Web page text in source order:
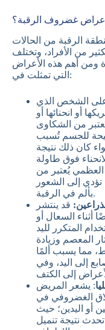
غضروف الرقبة؟
الرقبة من الحالات
من الأفراد، وتختلف
ومن أهم هذه الأعراض
التي تمثلت في:
على الشخص الذي
أو انحنائها أو
من الشكاوى
للجسم تُسبب
كان ذلك نتيجة
فوق طاولة
العظمي يُعتبر من
تؤدي إلى الشعور
بألم في الرقبة.
قد ينتشر
أثناء السعال أو
المتكرر لليد
المعصم وزيادة
مما يسبب ألمًا
إلى اليد، وفي
إلى الكتف
: يشعر المريض
الغضروفي في
أو اليدين؛ حيث
نتيجة تنميل